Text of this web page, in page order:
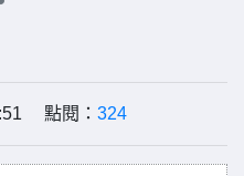
點閱： 324